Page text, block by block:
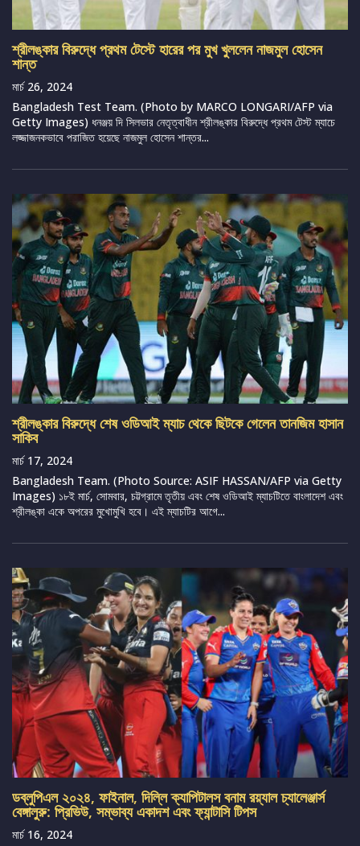
শ্রীলঙ্কার বিরুদ্ধে প্রথম টেস্টে হারের পর মুখ খুললেন নাজমুল হোসেন
শান্ত
মার্চ 26, 2024
Bangladesh Test Team. (Photo by MARCO LONGARI/AFP via
Getty Images) ধনঞ্জয় দি সিলভার নেতৃত্বাধীন শ্রীলঙ্কার বিরুদ্ধে প্রথম টেস্ট ম্যাচে
লজ্জাজনকভাবে পরাজিত হয়েছে নাজমুল হোসেন শান্তর...
শ্রীলঙ্কার বিরুদ্ধে শেষ ওডিআই ম্যাচ থেকে ছিটকে গেলেন তানজিম হাসান
সাকিব
মার্চ 17, 2024
Bangladesh Team. (Photo Source: ASIF HASSAN/AFP via Getty
Images) ১৮ই মার্চ, সোমবার, চট্টগ্রামে তৃতীয় এবং শেষ ওডিআই ম্যাচটিতে বাংলাদেশ এবং
শ্রীলঙ্কা একে অপরের মুখোমুখি হবে। এই ম্যাচটির আগে...
ডব্লুপিএল ২০২৪, ফাইনাল, দিল্লি ক্যাপিটালস বনাম রয়্যাল চ্যালেঞ্জার্স
বেঙ্গালুরু: প্রিভিউ, সম্ভাব্য একাদশ এবং ফ্যান্টাসি টিপস
মার্চ 16, 2024